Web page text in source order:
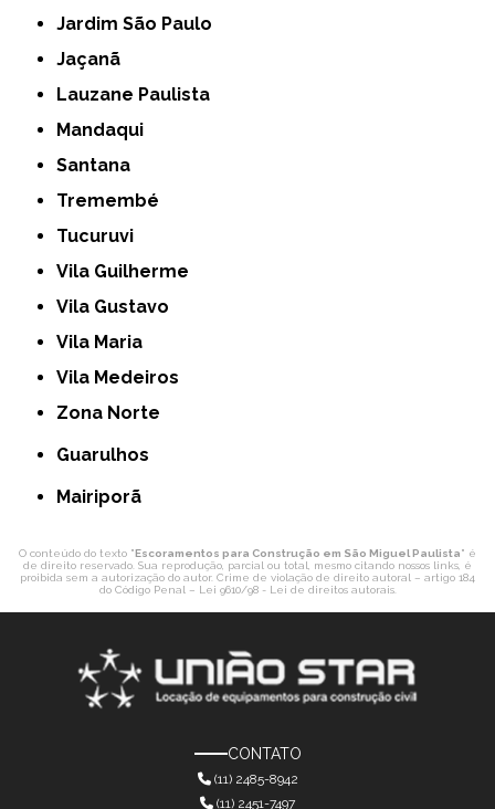
Jardim São Paulo
Jaçanã
Lauzane Paulista
Mandaqui
Santana
Tremembé
Tucuruvi
Vila Guilherme
Vila Gustavo
Vila Maria
Vila Medeiros
Zona Norte
Guarulhos
Mairiporã
O conteúdo do texto "Escoramentos para Construção em São Miguel Paulista" é
de direito reservado. Sua reprodução, parcial ou total, mesmo citando nossos links, é
proibida sem a autorização do autor. Crime de violação de direito autoral – artigo 184
do Código Penal – Lei 9610/98 - Lei de direitos autorais.
CONTATO
(11) 2485-8942
(11) 2451-7497